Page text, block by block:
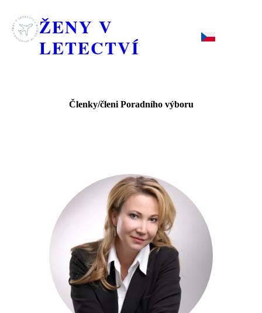
ŽENY V
LETECTVÍ
Členky/členi Poradního výboru